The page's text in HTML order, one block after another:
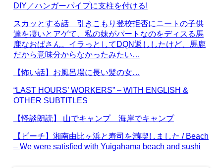
DIY／ハンガーパイプに支柱を付ける!
スカッとする話 引きこもり登校拒否にニートの子供
達を凄いとアゲて、私の妹がパートなのをディスる馬
鹿なおばさん。イラっとしてDQN返ししたけど、馬鹿
だから意味分からなかったみたい…
【怖い話】お風呂場に長い髪の女…
“LAST HOURS’ WORKERS” – WITH ENGLISH &
OTHER SUBTITLES
【怪談朗読】 山でキャンプ 海岸でキャンプ
【ビーチ】湘南由比ヶ浜と寿司を満喫しました / Beach
– We were satisfied with Yuigahama beach and sushi